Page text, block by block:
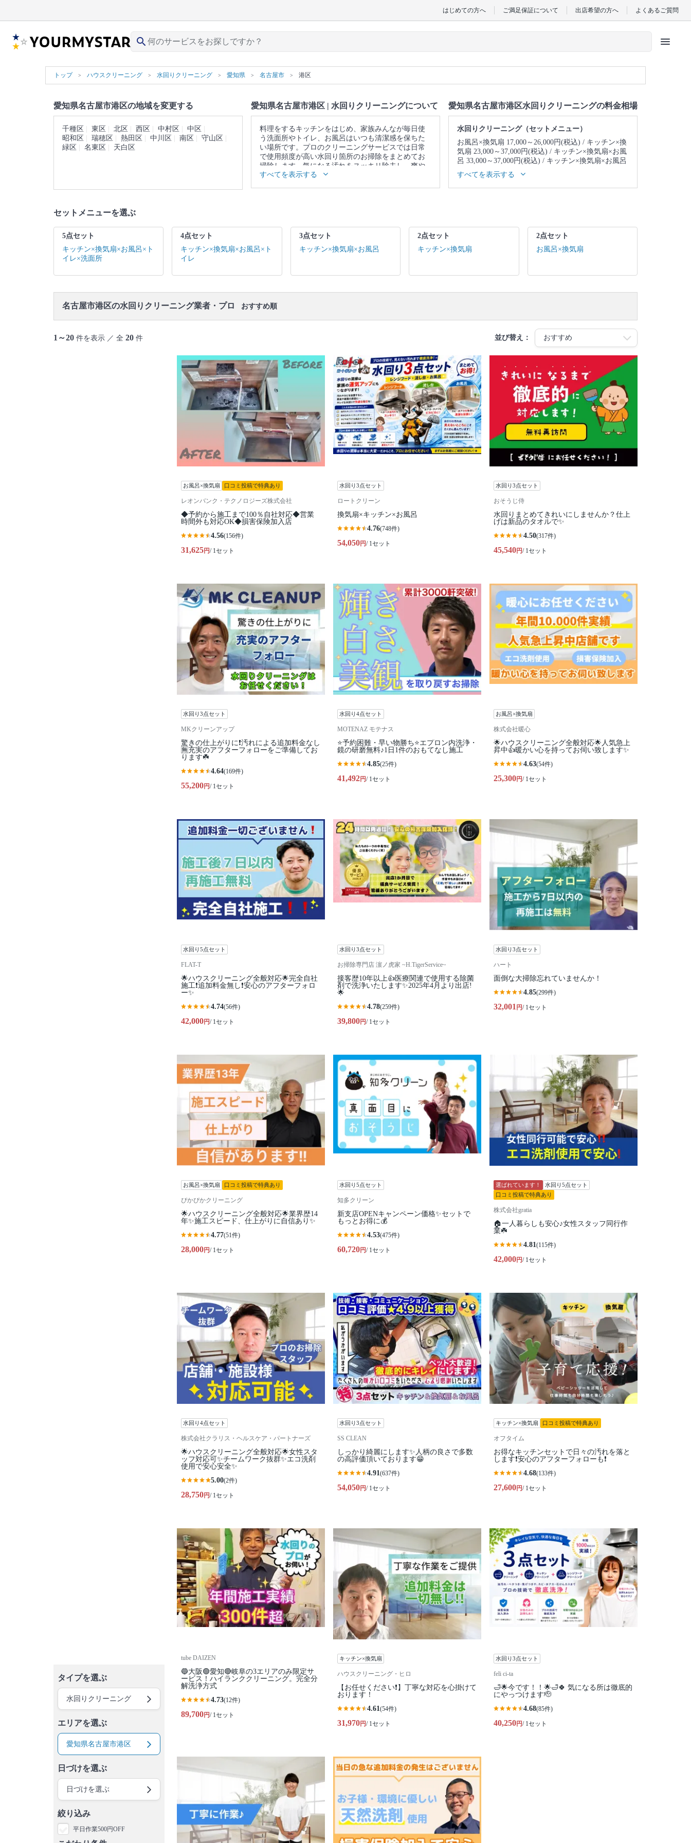
はじめての方へ ご満足保証について 出店希望の方へ よくあるご質問
search menu
トップ ハウスクリーニング 水回りクリーニング 愛知県 名古屋市 港区
愛知県名古屋市港区の地域を変更する
千種区 東区 北区 西区 中村区
中区
昭和区
瑞穂区 熱田区 中川区 南区
守山区
緑区
名東区 天白区
愛知県名古屋市港区 | 水回りクリーニングについて
料理をするキッチンをはじめ、家族みんなが毎日使
う洗面所やトイレ、お風呂はいつも清潔感を保ちた
い場所です。プロのクリーニングサービスでは日常
で使用頻度が高い水回り箇所のお掃除をまとめてお
掃除します。気になる汚れをスッキリ除去し、爽や
かな空間を取り戻しませんか。
▼表示価格に含まれる水回りクリーニングの作業範
3点セット：キッチン / 換気扇 / お風呂 2点セット：
キッチン / 換気扇 ※それぞれの「共通の作業範囲」
になります。
すべてを表示する
愛知県名古屋市港区水回りクリーニングの料金相場
水回りクリーニング（セットメニュー）
お風呂×換気扇 17,000～26,000円(税込)
キッチン×換
気扇 23,000～37,000円(税込)
キッチン×換気扇×お風
呂 33,000～37,000円(税込)
キッチン×換気扇×お風呂
×トイレ 39,000～43,000円(税込)
お風呂×トイレ×洗面所 43,000～47,000円(税込)
すべてを表示する
セットメニューを選ぶ
5点セット
キッチン×換気扇×お風呂×ト
イレ×洗面所
4点セット
キッチン×換気扇×お風呂×ト
イレ
3点セット
キッチン×換気扇×お風呂
2点セット
キッチン×換気扇
2点セット
お風呂×換気扇
名古屋市港区の水回りクリーニング業者・プロ おすすめ順
1～20 件を表示 ／ 全 20 件 並び替え：
タイプを選ぶ
水回りクリーニング
エリアを選ぶ
愛知県名古屋市港区
日づけを選ぶ
日づけを選ぶ
絞り込み
平日作業500円OFF
お風呂×換気扇 口コミ投稿で特典あり
レオンバンク・テクノロジーズ株式会社
◆予約から施工まで100％自社対応◆営業
時間外も対応OK◆損害保険加入店
4.56(156件)
31,625円/ 1セット
水回り3点セット
ロートクリーン
換気扇×キッチン×お風呂
4.76(748件)
54,050円/ 1セット
水回り3点セット
おそうじ侍
水回りまとめてきれいにしませんか？仕上
げは新品のタオルで✨
4.50(317件)
45,540円/ 1セット
水回り3点セット
MKクリーンアップ
驚きの仕上がりに❗️汚れによる追加料金なし
🈚️充実のアフターフォローをご準備してお
ります☘️
4.64(169件)
55,200円/ 1セット
水回り4点セット
MOTENAZ モテナス
⭐️予約困難・早い物勝ち⭐️エプロン内洗浄・
鏡の研磨無料♪1日1件のおもてなし施工
4.85(25件)
41,492円/ 1セット
お風呂×換気扇
株式会社暖心
🌟ハウスクリーニング全般対応🌟人気急上
昇中👍暖かい心を持ってお伺い致します✨
4.63(54件)
25,300円/ 1セット
水回り5点セット
FLAT-T
🌟ハウスクリーニング全般対応🌟完全自社
施工❗️追加料金無し❗️安心のアフターフォロ
ー✨
4.74(56件)
42,000円/ 1セット
水回り3点セット
お掃除専門店 濵ノ虎家 ~H.TigerService~
接客歴10年以上👍医療関連で使用する除菌
剤で洗浄いたします✨2025年4月より出店!
🌟
4.78(259件)
39,800円/ 1セット
水回り3点セット
ハート
面倒な大掃除忘れていませんか！
4.85(299件)
32,001 円/ 1セット
お風呂×換気扇 口コミ投稿で特典あり
ぴかぴかクリーニング
🌟ハウスクリーニング全般対応🌟業界歴14
年✨施工スピード、仕上がりに自信あり✨
4.77(51件)
28,000円/ 1セット
水回り5点セット
知多クリーン
新支店OPENキャンペーン価格✨セットで
もっとお得に💰
4.53(475件)
60,720円/ 1セット
選ばれています！
水回り5点セット
口コミ投稿で特典あり
株式会社gratia
🏠一人暮らしも安心♪女性スタッフ同行作
業☘️
4.81(115件)
42,000円/ 1セット
水回り4点セット
株式会社クラリス・ヘルスケア・パートナーズ
🌟ハウスクリーニング全般対応🌟女性スタ
ッフ対応可✨チームワーク抜群✨エコ洗剤
使用で安心安全✨
5.00(2件)
28,750円/ 1セット
水回り3点セット
SS CLEAN
しっかり綺麗にします✨人柄の良さで多数
の高評価頂いております😁
4.91(637件)
54,050円/ 1セット
キッチン×換気扇 口コミ投稿で特典あり
オフタイム
お得なキッチンセットで日々の汚れを落と
します❗安心のアフターフォローも❗
4.68(133件)
27,600円/ 1セット
tube DAIZEN
🔵大阪🟢愛知🔴岐阜の3エリアのみ限定サ
ービス！ハイランククリーニング。完全分
解洗浄方式
4.73(12件)
89,700円/ 1セット
キッチン×換気扇
ハウスクリーニング・ヒロ
【お任せください❗️】丁寧な対応を心掛けて
おります！
4.61(54件)
31,970円/ 1セット
水回り3点セット
feli ci-ta
🛁🌟今です！！🌟🛁🍀 気になる所は徹底的
にやっつけます🫡
4.68(85件)
40,250円/ 1セット